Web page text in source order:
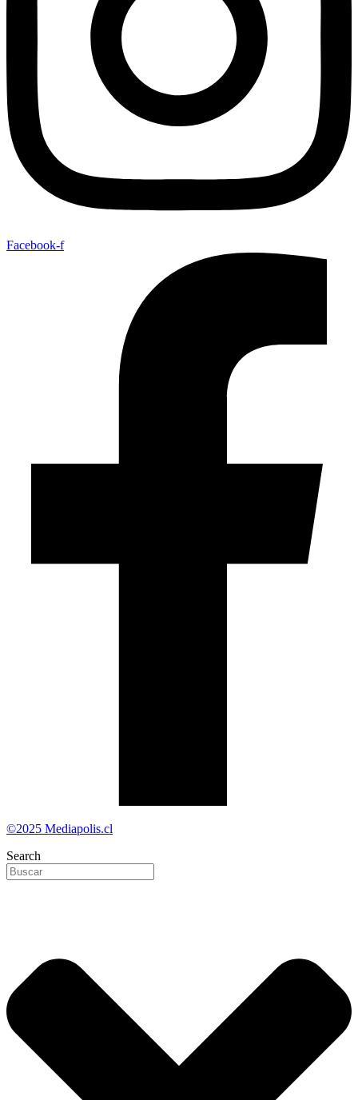
Facebook-f
©2025 Mediapolis.cl
Search